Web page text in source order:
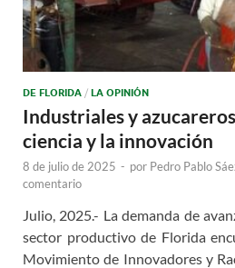
DE FLORIDA / LA OPINIÓN
Industriales y
ciencia y la innovación
8 de julio de 2025 - por Pedro Pablo
comentario
Julio, 2025.- La demanda de
sector productivo de Florida
Movimiento de Innovadores y